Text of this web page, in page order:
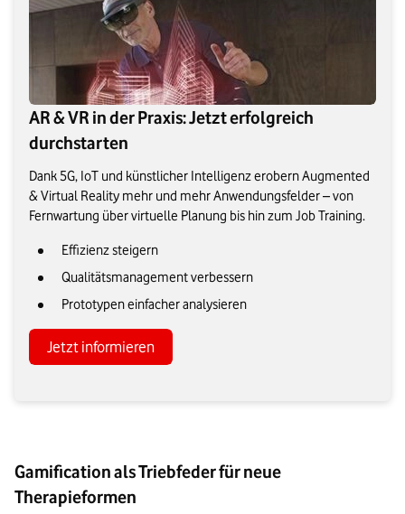
AR & VR in der Praxis: Jetzt erfolgreich
durchstarten
Dank 5G, IoT und künstlicher Intelligenz erobern Augmented
& Virtual Reality mehr und mehr Anwendungsfelder – von
Fernwartung über virtuelle Planung bis hin zum Job Training.
Effizienz steigern
Qualitätsmanagement verbessern
Prototypen einfacher analysieren
Jetzt informieren
Gamification als Triebfeder für neue
Therapieformen